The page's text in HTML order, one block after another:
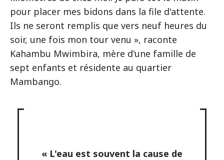
pour placer mes bidons dans la file d'attente.
Ils ne seront remplis que vers neuf heures du
soir, une fois mon tour venu », raconte
Kahambu Mwimbira, mère d'une famille de
sept enfants et résidente au quartier
Mambango.
« L'eau est souvent la cause de